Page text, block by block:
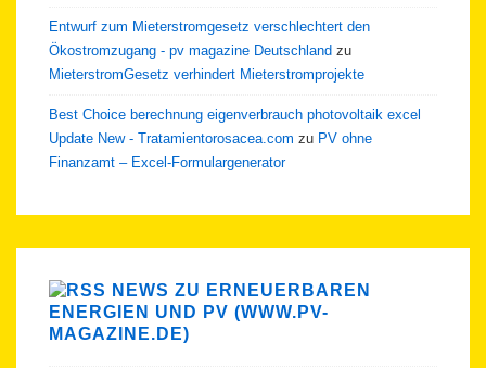
Entwurf zum Mieterstromgesetz verschlechtert den
Ökostromzugang - pv magazine Deutschland zu
MieterstromGesetz verhindert Mieterstromprojekte
Best Choice berechnung eigenverbrauch photovoltaik excel
Update New - Tratamientorosacea.com zu PV ohne
Finanzamt – Excel-Formulargenerator
NEWS ZU ERNEUERBAREN
ENERGIEN UND PV (WWW.PV-
MAGAZINE.DE)